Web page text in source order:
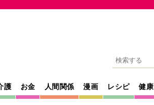
護 お金 人間関係 漫画 レシピ 健康